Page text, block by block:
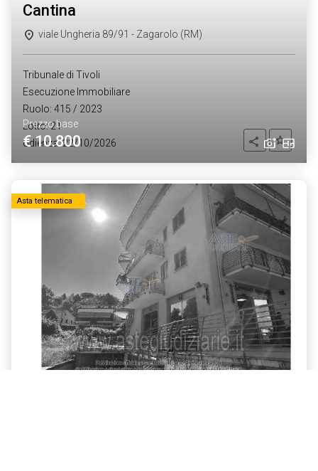
Prezzo base
€ 10.800
cantina
viale Ungheria 89/91 - Zagarolo (RM)
Tribunale di Tivoli
Esecuzione Immobiliare
Ruolo: 415 / 2023
Lotto: 21
Udienza: 22/10/2026
Condividi
Asta telematica